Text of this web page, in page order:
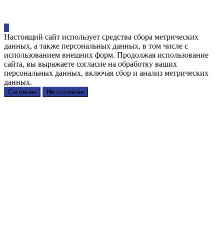
Настоящий сайт использует средства сбора метрических
данных, а также персональных данных, в том числе с
использованием внешних форм. Продолжая использование
сайта, вы выражаете согласие на обработку ваших
персональных данных, включая сбор и анализ метрических
данных.
Согласен Не согласен